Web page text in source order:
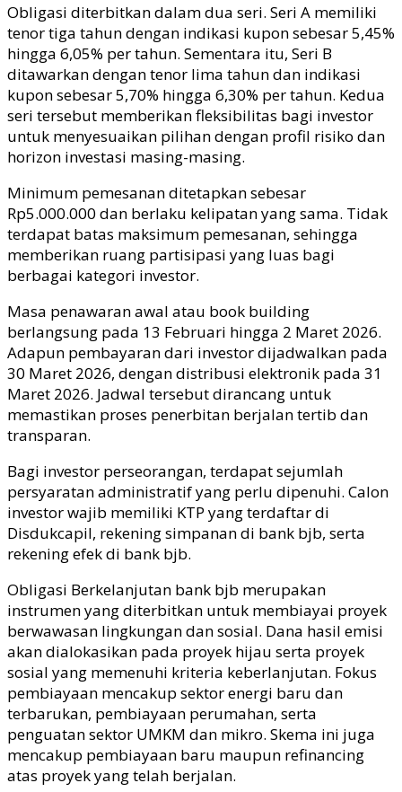
Obligasi diterbitkan dalam dua seri. Seri A memiliki
tenor tiga tahun dengan indikasi kupon sebesar 5,45%
hingga 6,05% per tahun. Sementara itu, Seri B
ditawarkan dengan tenor lima tahun dan indikasi
kupon sebesar 5,70% hingga 6,30% per tahun. Kedua
seri tersebut memberikan fleksibilitas bagi investor
untuk menyesuaikan pilihan dengan profil risiko dan
horizon investasi masing-masing.
Minimum pemesanan ditetapkan sebesar
Rp5.000.000 dan berlaku kelipatan yang sama. Tidak
terdapat batas maksimum pemesanan, sehingga
memberikan ruang partisipasi yang luas bagi
berbagai kategori investor.
Masa penawaran awal atau book building
berlangsung pada 13 Februari hingga 2 Maret 2026.
Adapun pembayaran dari investor dijadwalkan pada
30 Maret 2026, dengan distribusi elektronik pada 31
Maret 2026. Jadwal tersebut dirancang untuk
memastikan proses penerbitan berjalan tertib dan
transparan.
Bagi investor perseorangan, terdapat sejumlah
persyaratan administratif yang perlu dipenuhi. Calon
investor wajib memiliki KTP yang terdaftar di
Disdukcapil, rekening simpanan di bank bjb, serta
rekening efek di bank bjb.
Obligasi Berkelanjutan bank bjb merupakan
instrumen yang diterbitkan untuk membiayai proyek
berwawasan lingkungan dan sosial. Dana hasil emisi
akan dialokasikan pada proyek hijau serta proyek
sosial yang memenuhi kriteria keberlanjutan. Fokus
pembiayaan mencakup sektor energi baru dan
terbarukan, pembiayaan perumahan, serta
penguatan sektor UMKM dan mikro. Skema ini juga
mencakup pembiayaan baru maupun refinancing
atas proyek yang telah berjalan.